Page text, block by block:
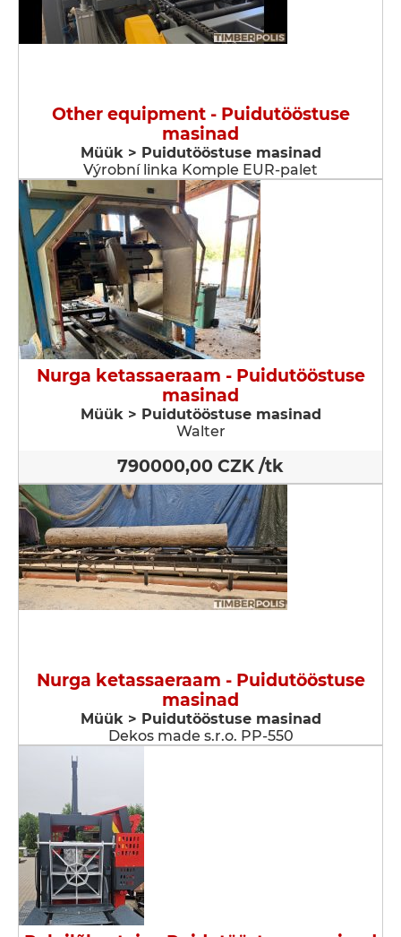
Other equipment - Puidutööstuse
masinad
Müük > Puidutööstuse masinad
Výrobní linka Komple EUR-palet
Nurga ketassaeraam - Puidutööstuse
masinad
Müük > Puidutööstuse masinad
Walter
790000,00 CZK /tk
Nurga ketassaeraam - Puidutööstuse
masinad
Müük > Puidutööstuse masinad
Dekos made s.r.o. PP-550